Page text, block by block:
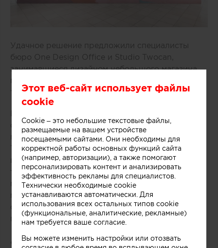
Удачное решение предложили специалисты
бюро One Design Office и Studio Twocan,
занимавшиеся дизайном небольшого магазина
мороженого, расположенного в одном из
торговых центров Мельбурна (Австралия).
В основе концепции массивной стойки лежит
образ емкости с несколькими слоями
мороженого и разнообразных добавок.
Технически замысел был реализован при
помощи техники многослойной заливки
тонированного бетона. Логотип магазина
мороженого был закреплен на каркасе из
медных трубок, символизирующих систему
охлаждения в автоматах по производству
популярного ледяного лакомства.
«Монолитный фасад торговой точки выделяется
Этот веб-сайт использует файлы
cookie
Cookie – это небольшие текстовые файлы,
размещаемые на вашем устройстве
посещаемыми сайтами. Они необходимы для
корректной работы основных функций сайта
(например, авторизации), а также помогают
персонализировать контент и анализировать
эффективность рекламы для специалистов.
Технически необходимые cookie
устанавливаются автоматически. Для
использования всех остальных типов cookie
(функциональные, аналитические, рекламные)
нам требуется ваше согласие.
Вы можете изменить настройки или отозвать